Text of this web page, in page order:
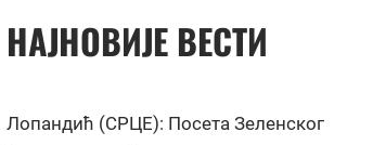
НАЈНОВИЈЕ ВЕСТИ
Лопандић (СРЦЕ): Посета Зеленског